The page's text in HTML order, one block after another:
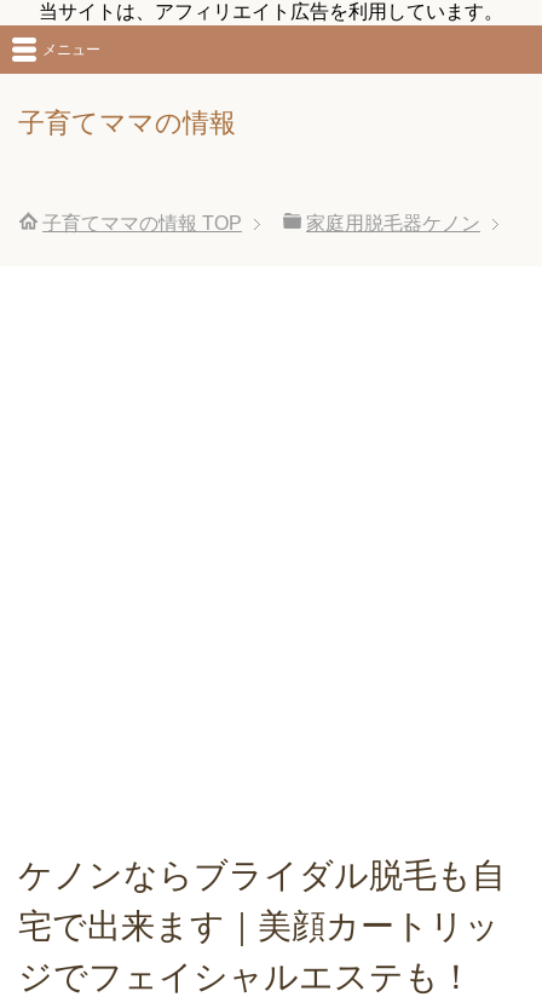
当サイトは、アフィリエイト広告を利用しています。
子育てママの情報
メニュー
子育てママの情報 TOP 家庭用脱毛器ケノン
ケノンならブライダル脱毛も自
宅で出来ます｜美顔カートリッ
ジでフェイシャルエステも！